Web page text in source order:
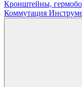
Кронштейны,
Коммутация